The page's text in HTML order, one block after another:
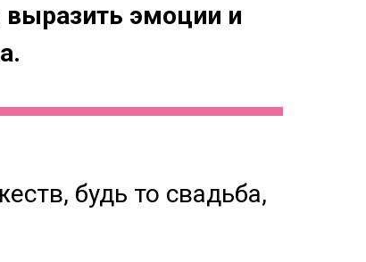
эмоции и
будь то свадьба,